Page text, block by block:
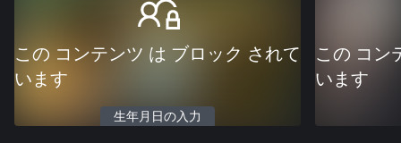
この コンテンツ は ブロック されて
います
生年月日の入力
この コン
います